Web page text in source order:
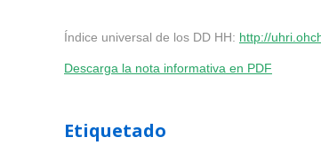
Índice universal de los DD HH: http://
Descarga la nota informativa en PDF
Etiquetado